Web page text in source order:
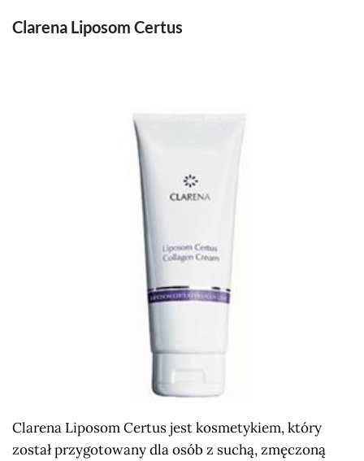
Clarena Liposom Certus
Clarena Liposom Certus jest kosmetykiem, który
został przygotowany dla osób z suchą, zmęczoną